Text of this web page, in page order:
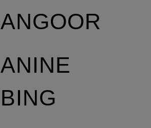
ANGOOR
ANINE
BING